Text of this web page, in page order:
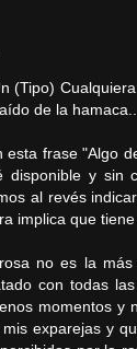
(Tipo)
de la hamaca...
esta frase "Algo
disponible y sin
al revés
implica que
no es la
con todas
momentos y
exparejas y